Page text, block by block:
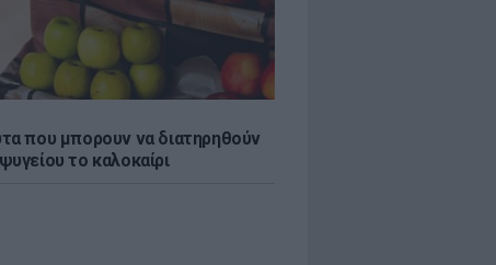
που μπορουν να διατηρηθούν
το καλοκαίρι